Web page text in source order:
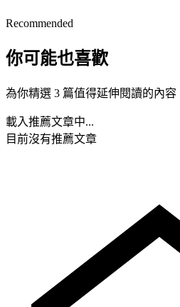
Recommended
你可能也喜歡
為你精選 3 篇值得延伸閱讀的內容
載入推薦文章中...
目前沒有推薦文章